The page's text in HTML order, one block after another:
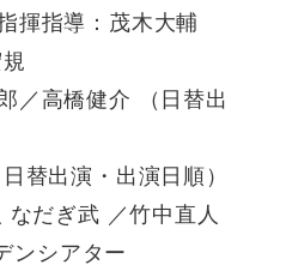
揮指導：茂木大輔
／高橋健介 （日替出
替出演・出演日順）
だぎ武 ／竹中直人
ンシアター